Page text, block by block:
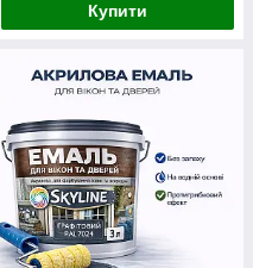
Купити